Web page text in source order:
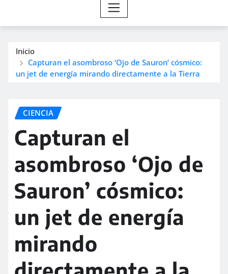
Inicio
Capturan el asombroso ‘Ojo de Sauron’ cósmico:
un jet de energía mirando directamente a la Tierra
CIENCIA
Capturan el
asombroso ‘Ojo de
Sauron’ cósmico:
un jet de energía
mirando